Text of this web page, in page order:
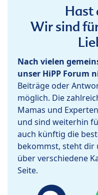
Hast
Wir sind
Nach vielen
unser HiPP Forum
Beiträge oder
möglich. Die
Mamas und
und sind weiterhin
auch künftig die
bekommst, steht dir
über verschiedene
Seite.